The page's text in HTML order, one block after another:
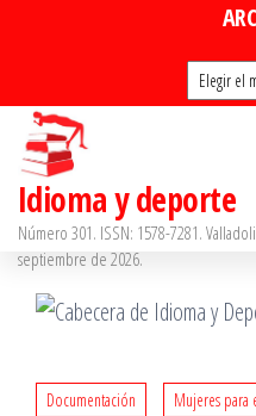
Archivos
Idioma y deporte
Número 301. ISSN: 1578-7281.
septiembre de 2026.
Documentación Mujeres